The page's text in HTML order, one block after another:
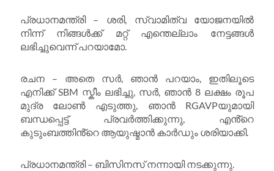
പ്രധാനമന്ത്രി – ശരി, സ്വാമിത്വ യോജനയിൽ
നിന്ന് നിങ്ങൾക്ക് മറ്റ് എന്തെല്ലാം നേട്ടങ്ങൾ
ലഭിച്ചുവെന്ന് പറയാമോ.
രചന – അതെ സർ, ഞാൻ പറയാം, ഇതിലൂടെ
എനിക്ക് SBM സ്കീം ലഭിച്ചു, സർ, ഞാൻ 8 ലക്ഷം രൂപ
മുദ്ര ലോൺ എടുത്തു, ഞാൻ RGAVPയുമായി
ബന്ധപ്പെട്ട് പ്രവർത്തിക്കുന്നു, എൻ്റെ
കുടുംബത്തിൻ്റെ ആയുഷ്മാൻ കാർഡും ശരിയാക്കി.
പ്രധാനമന്ത്രി – ബിസിനസ് നന്നായി നടക്കുന്നു.